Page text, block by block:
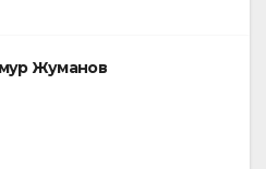
Жуманов